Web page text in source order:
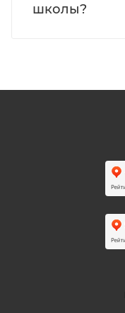
школы?